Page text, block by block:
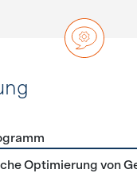
Beratung
Optimierung von